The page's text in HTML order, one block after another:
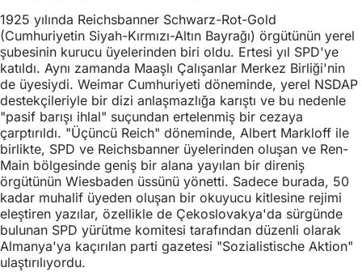
1925 yılında Reichsbanner Schwarz-Rot-Gold
(Cumhuriyetin Siyah-Kırmızı-Altın Bayrağı) örgütünün yerel
şubesinin kurucu üyelerinden biri oldu. Ertesi yıl SPD'ye
katıldı. Aynı zamanda Maaşlı Çalışanlar Merkez Birliği'nin
de üyesiydi. Weimar Cumhuriyeti döneminde, yerel NSDAP
destekçileriyle bir dizi anlaşmazlığa karıştı ve bu nedenle
"pasif barışı ihlal" suçundan ertelenmiş bir cezaya
çarptırıldı. "Üçüncü Reich" döneminde, Albert Markloff ile
birlikte, SPD ve Reichsbanner üyelerinden oluşan ve Ren-
Main bölgesinde geniş bir alana yayılan bir direniş
örgütünün Wiesbaden üssünü yönetti. Sadece burada, 50
kadar muhalif üyeden oluşan bir okuyucu kitlesine rejimi
eleştiren yazılar, özellikle de Çekoslovakya'da sürgünde
bulunan SPD yürütme komitesi tarafından düzenli olarak
Almanya'ya kaçırılan parti gazetesi "Sozialistische Aktion"
ulaştırılıyordu.